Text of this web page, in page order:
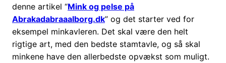
denne artikel “Mink og pelse på
Abrakadabraaalborg.dk” og det starter ved for
eksempel minkavleren. Det skal være den helt
rigtige art, med den bedste stamtavle, og så skal
minkene have den allerbedste opvækst som muligt.